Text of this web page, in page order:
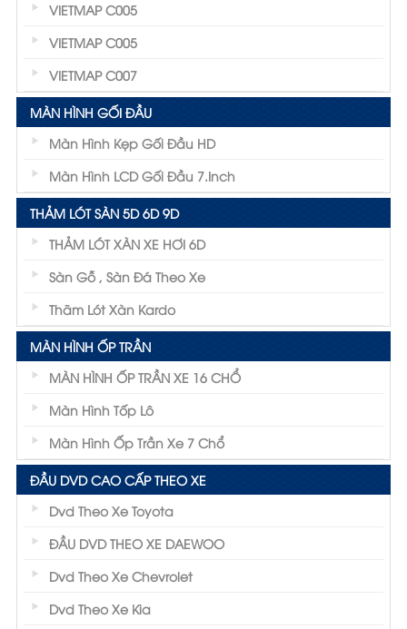
VIETMAP C005
VIETMAP C005
VIETMAP C007
MÀN HÌNH GỐI ĐẦU
Màn Hình Kẹp Gối Đầu HD
Màn Hình LCD Gối Đầu 7.inch
THẢM LÓT SÀN 5D 6D 9D
THẢM LÓT XÀN XE HƠI 6D
Sàn Gỗ , Sàn Đá Theo Xe
Thãm Lót Xàn Kardo
MÀN HÌNH ỐP TRẦN
MÀN HÌNH ỐP TRẦN XE 16 CHỔ
Màn Hình Tốp Lô
Màn Hình Ốp Trần Xe 7 Chổ
ĐẦU DVD CAO CẤP THEO XE
Dvd Theo Xe Toyota
ĐẦU DVD THEO XE DAEWOO
Dvd Theo Xe Chevrolet
Dvd Theo Xe Kia